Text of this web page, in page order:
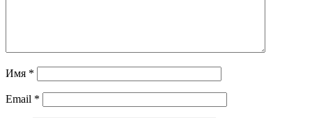
Имя *
Email *